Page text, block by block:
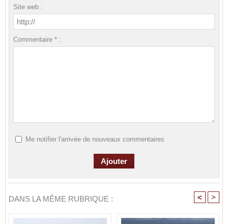
Site web :
Commentaire * :
Me notifier l'arrivée de nouveaux commentaires
DANS LA MÊME RUBRIQUE : < >